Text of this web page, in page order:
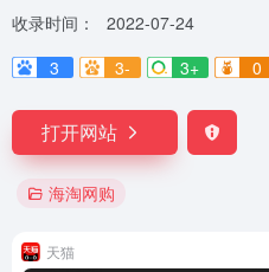
收录时间：
2022-07-24
3
3- 3+ 0
打开网站
海淘网购
天猫